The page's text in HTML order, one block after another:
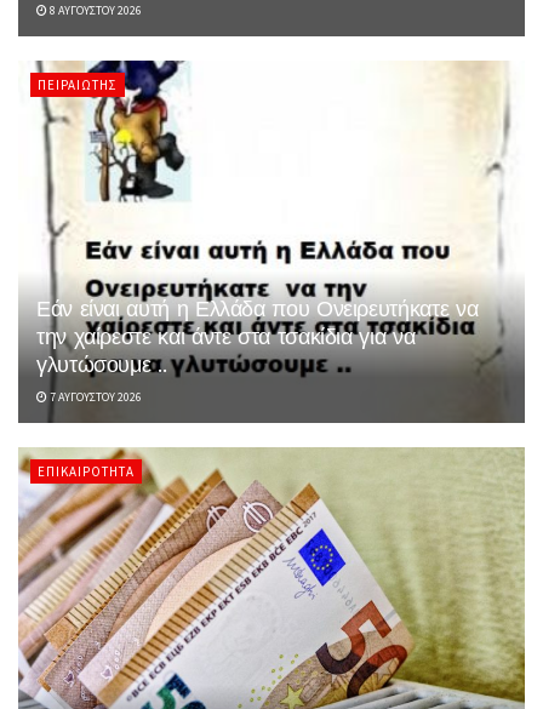
8 ΑΥΓΟΎΣΤΟΥ 2026
ΠΕΙΡΑΙΏΤΗΣ
Εάν είναι αυτή η Ελλάδα που Ονειρευτήκατε να
την χαίρεστε και άντε στα τσακίδια για να
γλυτώσουμε ..
7 ΑΥΓΟΎΣΤΟΥ 2026
ΕΠΙΚΑΙΡΌΤΗΤΑ